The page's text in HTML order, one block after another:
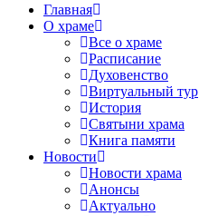
Главная
О храме
Все о храме
Расписание
Духовенство
Виртуальный тур
История
Святыни храма
Книга памяти
Новости
Новости храма
Анонсы
Актуально